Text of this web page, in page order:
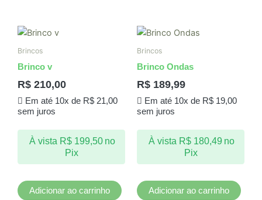
Brincos
Brinco v
R$ 210,00
Em até 10x de R$21,00
sem juros
À vista R$199,50 no
Pix
Adicionar ao carrinho
Brincos
Brinco Ondas
R$ 189,99
Em até 10x de R$19,00
sem juros
À vista R$180,49 no
Pix
Adicionar ao carrinho